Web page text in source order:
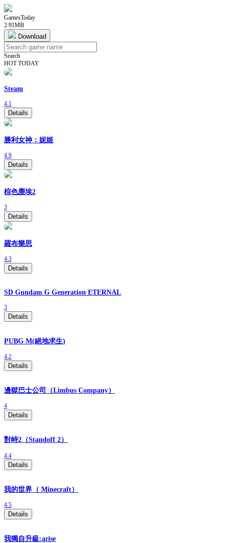
GamesToday
2.91MB
Download
Search
HOT TODAY
Steam
4.1
Details
勝利女神：妮姬
4.9
Details
棕色塵埃2
3
Details
羅布樂思
4.3
Details
SD Gundam G Generation ETERNAL
3
Details
PUBG M(絕地求生)
4.2
Details
邊獄巴士公司（Limbus Company）
4
Details
對峙2（Standoff 2）
4.4
Details
我的世界（ Minecraft）
4.5
Details
我獨自升級:arise